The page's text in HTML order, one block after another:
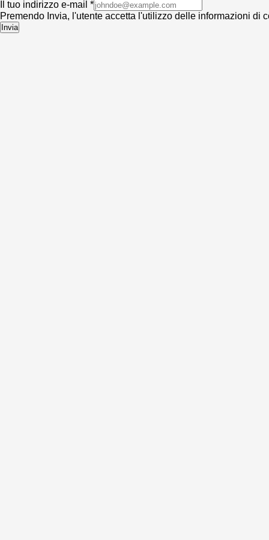
Il tuo indirizzo e-mail *
Premendo Invia, l'utente accetta l'utilizzo delle informazioni di